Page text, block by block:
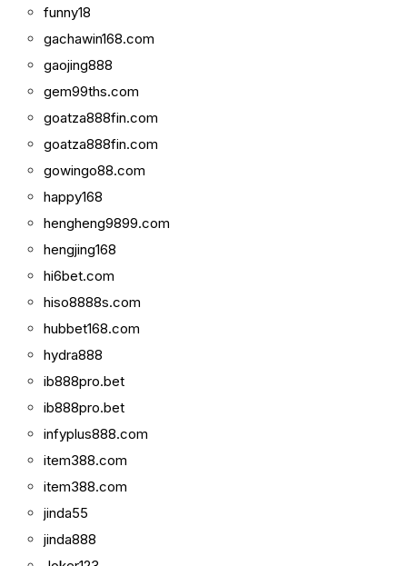
funny18
gachawin168.com
gaojing888
gem99ths.com
goatza888fin.com
goatza888fin.com
gowingo88.com
happy168
hengheng9899.com
hengjing168
hi6bet.com
hiso8888s.com
hubbet168.com
hydra888
ib888pro.bet
ib888pro.bet
infyplus888.com
item388.com
item388.com
jinda55
jinda888